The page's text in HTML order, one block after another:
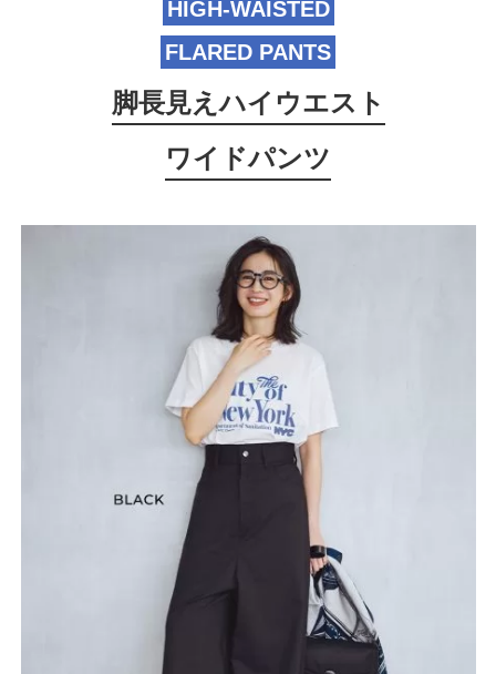
HIGH-WAISTED
FLARED PANTS
脚長見えハイウエスト
ワイドパンツ